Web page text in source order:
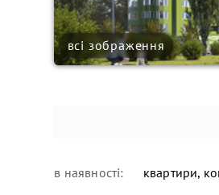
всі зображення
в наявності: квартири,